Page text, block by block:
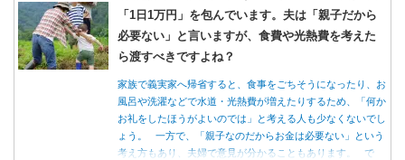
「1日1万円」を包んでいます。夫は「親子だから
必要ない」と言いますが、食費や光熱費を考えた
ら渡すべきですよね？
家族で義実家へ帰省すると、食事をごちそうになったり、お
風呂や洗濯などで水道・光熱費が増えたりするため、「何か
お礼をしたほうがよいのでは」と考える人も少なくないでし
ょう。 一方で、「親子なのだからお金は必要ない」という
考え方もあり、夫婦で意見が分かることもあります。 で